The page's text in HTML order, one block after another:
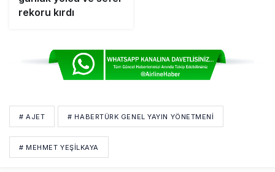
rekoru kırdı
# AJET # HABERTÜRK GENEL YAYIN YÖNETMENI
# MEHMET YEŞILKAYA